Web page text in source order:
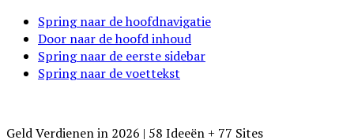
Spring naar de hoofdnavigatie
Door naar de hoofd inhoud
Spring naar de eerste sidebar
Spring naar de voettekst
Geld Verdienen in 2026 | 58 Ideeën + 77 Sites